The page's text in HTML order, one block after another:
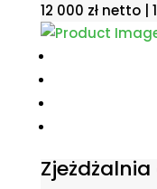
12 000 zł netto |